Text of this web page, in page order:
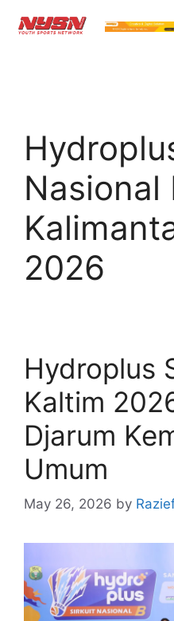
Nasional
2026
Hydroplus
Kaltim
Djarum
Umum
May 26, 2026 by